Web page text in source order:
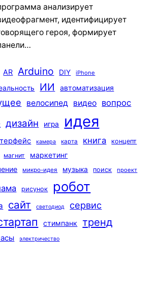
анализирует
идентифицирует
героя, формирует
AR Arduino DIY iPhone
ИИ автоматизация
велосипед видео вопрос
дизайн игра идея
камера карта книга
концепт
магнит
маркетинг
микро-идея музыка поиск проект
рисунок робот
сайт светодиод сервис
стимпанк тренд
электричество